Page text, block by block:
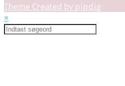
Theme Created by pipdig
×